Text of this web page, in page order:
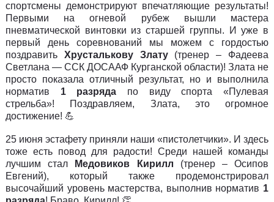
спортсмены демонстрируют впечатляющие результаты!
Первыми на огневой рубеж вышли мастера
пневматической винтовки из старшей группы. И уже в
первый день соревнований мы можем с гордостью
поздравить Хрусталькову Злату(тренер – Фадеева
Светлана — ССК ДОСААФ Курганской области)! Злата не
просто показала отличный результат, но и выполнила
норматив 1 разряда по виду спорта «Пулевая
стрельба»! Поздравляем, Злата, это огромное
достижение! 💪
25 июня эстафету приняли наши «пистолетчики». И здесь
тоже есть повод для радости! Среди нашей команды
лучшим стал
Медовиков Кирилл (тренер – Осипов
Евгений), который также продемонстрировал
высочайший уровень мастерства, выполнив норматив 1